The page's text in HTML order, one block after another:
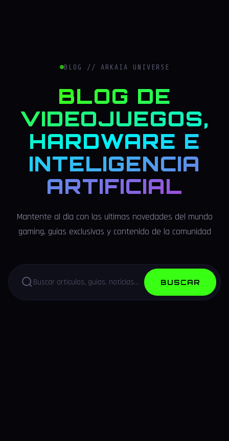
BLOG // ARKAIA UNIVERSE
BLOG DE
VIDEOJUEGOS,
HARDWARE E
INTELIGENCIA
ARTIFICIAL
Mantente al dia con las ultimas novedades del mundo
gaming, guias exclusivas y contenido de la comunidad
BUSCAR